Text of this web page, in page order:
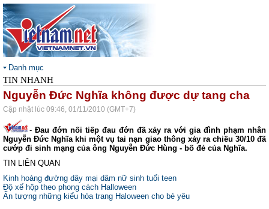
Danh mục
TIN NHANH
Nguyễn Đức Nghĩa không được dự tang cha
Cập nhật lúc 09:46, 01/11/2010 (GMT+7)
- Đau đớn nối tiếp đau đớn đã xảy ra với gia đình phạm nhân
Nguyễn Đức Nghĩa khi một vụ tai nạn giao thông xảy ra chiều 30/10 đã
cướp đi sinh mạng của ông Nguyễn Đức Hùng - bố đẻ của Nghĩa.
TIN LIÊN QUAN
Kinh hoàng đường dây mại dâm nữ sinh tuổi teen
Độ xế hộp theo phong cách Halloween
Ấn tượng những kiểu hóa trang Haloween cho bé yêu